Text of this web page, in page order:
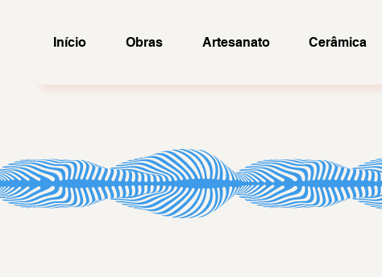
Início Obras Artesanato Cerâmica